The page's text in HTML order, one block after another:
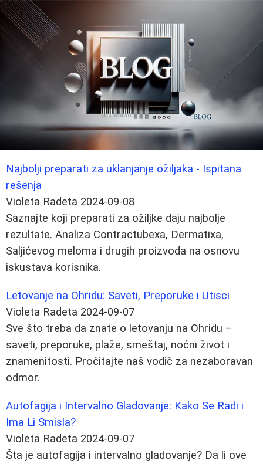
Najbolji preparati za uklanjanje ožiljaka - Ispitana
rešenja
Violeta Radeta 2024-09-08
Saznajte koji preparati za ožiljke daju najbolje
rezultate. Analiza Contractubexa, Dermatixa,
Saljićevog meloma i drugih proizvoda na osnovu
iskustava korisnika.
Letovanje na Ohridu: Saveti, Preporuke i Utisci
Violeta Radeta 2024-09-07
Sve što treba da znate o letovanju na Ohridu –
saveti, preporuke, plaže, smeštaj, noćni život i
znamenitosti. Pročitajte naš vodič za nezaboravan
odmor.
Autofagija i Intervalno Gladovanje: Kako Se Radi i
Ima Li Smisla?
Violeta Radeta 2024-09-07
Šta je autofagija i intervalno gladovanje? Da li ove